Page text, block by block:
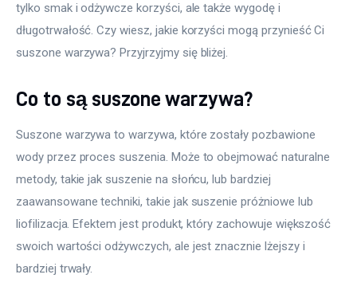
tylko smak i odżywcze korzyści, ale także wygodę i
długotrwałość. Czy wiesz, jakie korzyści mogą przynieść Ci
suszone warzywa? Przyjrzyjmy się bliżej.
Co to są suszone warzywa?
Suszone warzywa to warzywa, które zostały pozbawione
wody przez proces suszenia. Może to obejmować naturalne
metody, takie jak suszenie na słońcu, lub bardziej
zaawansowane techniki, takie jak suszenie próżniowe lub
liofilizacja. Efektem jest produkt, który zachowuje większość
swoich wartości odżywczych, ale jest znacznie lżejszy i
bardziej trwały.